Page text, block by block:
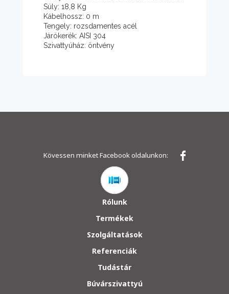
Súly: 18,8 Kg
Kábelhossz: 0 m
Tengely: rozsdamentes acél
Járókerék: AISI 304
Szivattyúház: öntvény
Kövessen minket Facebook oldalunkon:
Rólunk
Termékek
Szolgáltatások
Referenciák
Tudástár
Búvárszivattyú